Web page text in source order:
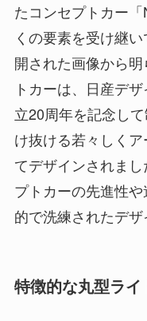
たコンセプトカー
くの要素を受け継
開された画像から
トカーは、日産デ
立20周年を記念し
け抜ける若々しく
てデザインされま
プトカーの先進性
的で洗練されたデザ
特徴的な丸型ラ